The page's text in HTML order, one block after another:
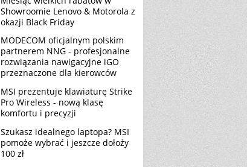
Showroomie Lenovo & Motorola z
okazji Black Friday
MODECOM oficjalnym polskim
partnerem NNG - profesjonalne
rozwiązania nawigacyjne iGO
przeznaczone dla kierowców
MSI prezentuje klawiaturę Strike
Pro Wireless - nową klasę
komfortu i precyzji
Szukasz idealnego laptopa? MSI
pomoże wybrać i jeszcze dołoży
100 zł